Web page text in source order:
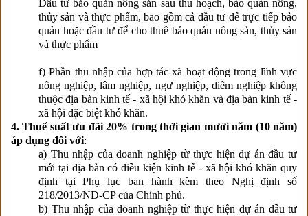
Đầu tư bảo quản nông sản sau thu hoạch, bảo quản nông,
thủy sản và thực phẩm, bao gồm cả đầu tư để trực tiếp bảo
quản hoặc đầu tư để cho thuê bảo quản nông sản, thủy sản
và thực phẩm
f) Phần thu nhập của hợp tác xã hoạt động trong lĩnh vực
nông nghiệp, lâm nghiệp, ngư nghiệp, diêm nghiệp không
thuộc địa bàn kinh tế - xã hội khó khăn và địa bàn kinh tế -
xã hội đặc biệt khó khăn.
4. Thuế suất ưu đãi 20% trong thời gian mười năm (10 năm)
áp dụng đối với:
a) Thu nhập của doanh nghiệp từ thực hiện dự án đầu tư
mới tại địa bàn có điều kiện kinh tế - xã hội khó khăn quy
định tại Phụ lục ban hành kèm theo Nghị định số
218/2013/NĐ-CP của Chính phủ.
b) Thu nhập của doanh nghiệp từ thực hiện dự án đầu tư